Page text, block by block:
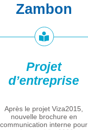
Zambon
Projet
d’entreprise
Après le projet Viza2015,
nouvelle brochure en
communication interne pour